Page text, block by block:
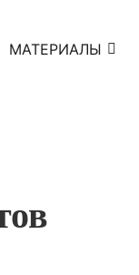
МАТЕРИАЛЫ